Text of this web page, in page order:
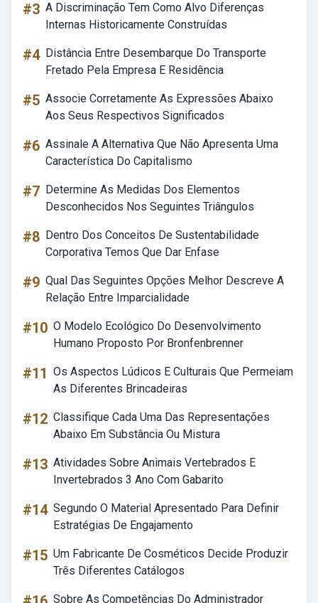
#3 A Discriminação Tem Como Alvo Diferenças
Internas Historicamente Construídas
#4 Distância Entre Desembarque Do Transporte
Fretado Pela Empresa E Residência
#5 Associe Corretamente As Expressões Abaixo
Aos Seus Respectivos Significados
#6 Assinale A Alternativa Que Não Apresenta Uma
Característica Do Capitalismo
#7 Determine As Medidas Dos Elementos
Desconhecidos Nos Seguintes Triângulos
#8 Dentro Dos Conceitos De Sustentabilidade
Corporativa Temos Que Dar Enfase
#9 Qual Das Seguintes Opções Melhor Descreve A
Relação Entre Imparcialidade
#10 O Modelo Ecológico Do Desenvolvimento
Humano Proposto Por Bronfenbrenner
#11 Os Aspectos Lúdicos E Culturais Que Permeiam
As Diferentes Brincadeiras
#12 Classifique Cada Uma Das Representações
Abaixo Em Substância Ou Mistura
#13 Atividades Sobre Animais Vertebrados E
Invertebrados 3 Ano Com Gabarito
#14 Segundo O Material Apresentado Para Definir
Estratégias De Engajamento
#15 Um Fabricante De Cosméticos Decide Produzir
Três Diferentes Catálogos
Sobre As Competências Do Administrador